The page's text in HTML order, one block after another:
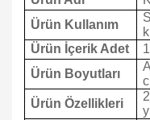
Ürün Kullanım
Ürün İçerik Adet
Ürün Boyutları
Ürün Özellikleri